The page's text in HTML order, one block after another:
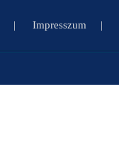
Impresszum